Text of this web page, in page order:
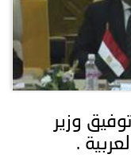
وزير
.